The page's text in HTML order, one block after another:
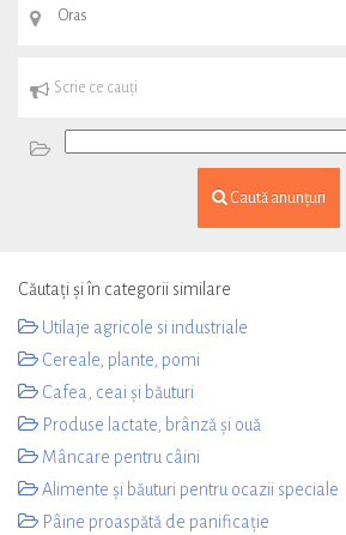
Caută anunțuri
Căutați și în categorii similare
Utilaje agricole si industriale
Cereale, plante, pomi
Cafea, ceai și băuturi
Produse lactate, brânză și ouă
Mâncare pentru câini
Alimente și băuturi pentru ocazii speciale
Pâine proaspătă de panificație